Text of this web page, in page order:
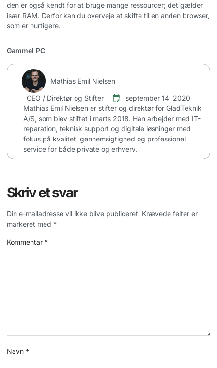
den er også kendt for at bruge mange ressourcer; det gælder
især RAM. Derfor kan du overveje at skifte til en anden browser,
som er hurtigere.
Gammel PC
Mathias Emil Nielsen
CEO / Direktør og Stifter
september 14, 2020
Mathias Emil Nielsen er stifter og direktør for GladTeknik
A/S, som blev stiftet i marts 2018. Han arbejder med IT-
reparation, teknisk support og digitale løsninger med
fokus på kvalitet, gennemsigtighed og professionel
service for både private og erhverv.
Skriv et svar
Din e-mailadresse vil ikke blive publiceret. Krævede felter er
markeret med *
Kommentar *
Navn *